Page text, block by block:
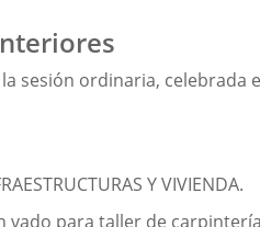
sesión ordinaria, celebrada
Y VIVIENDA.
vado para taller de